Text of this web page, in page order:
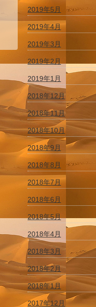
2019年5月
2019年4月
2019年3月
2019年2月
2019年1月
2018年12月
2018年11月
2018年10月
2018年9月
2018年8月
2018年7月
2018年6月
2018年5月
2018年4月
2018年3月
2018年2月
2018年1月
2017年12月